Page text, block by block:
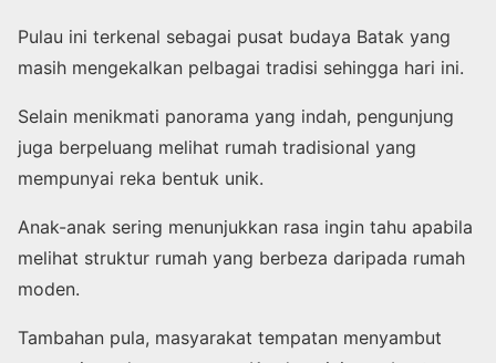
Pulau ini terkenal sebagai pusat budaya Batak yang
masih mengekalkan pelbagai tradisi sehingga hari ini.
Selain menikmati panorama yang indah, pengunjung
juga berpeluang melihat rumah tradisional yang
mempunyai reka bentuk unik.
Anak-anak sering menunjukkan rasa ingin tahu apabila
melihat struktur rumah yang berbeza daripada rumah
moden.
Tambahan pula, masyarakat tempatan menyambut